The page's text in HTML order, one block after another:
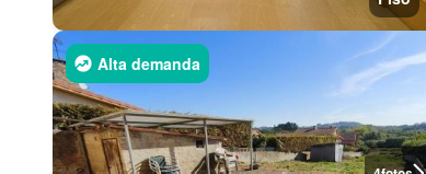
Alta demanda